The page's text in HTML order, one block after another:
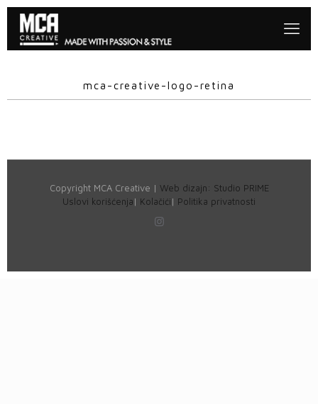
mca-creative-logo-retina
Copyright MCA Creative | Web dizajn: Studio PRIME
Uslovi korišćenja| Kolačići| Politika privatnosti